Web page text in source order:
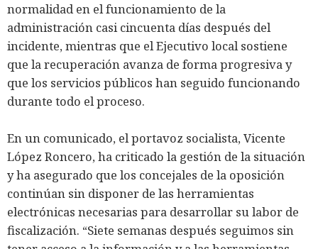
normalidad en el funcionamiento de la
administración casi cincuenta días después del
incidente, mientras que el Ejecutivo local sostiene
que la recuperación avanza de forma progresiva y
que los servicios públicos han seguido funcionando
durante todo el proceso.
En un comunicado, el portavoz socialista, Vicente
López Roncero, ha criticado la gestión de la situación
y ha asegurado que los concejales de la oposición
continúan sin disponer de las herramientas
electrónicas necesarias para desarrollar su labor de
fiscalización. “Siete semanas después seguimos sin